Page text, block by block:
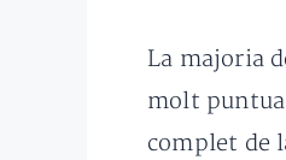
La majoria
molt
complet de